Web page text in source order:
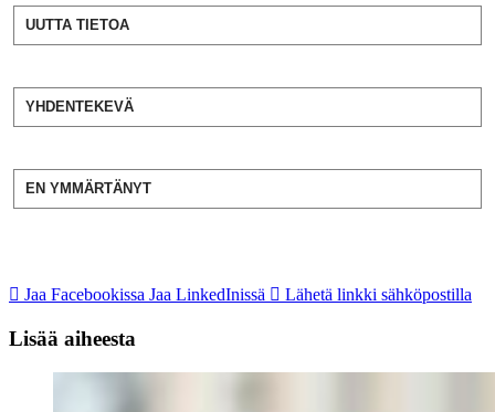
UUTTA TIETOA
YHDENTEKEVÄ
EN YMMÄRTÄNYT
Jaa Facebookissa Jaa LinkedInissä Lähetä linkki sähköpostilla
Lisää aiheesta